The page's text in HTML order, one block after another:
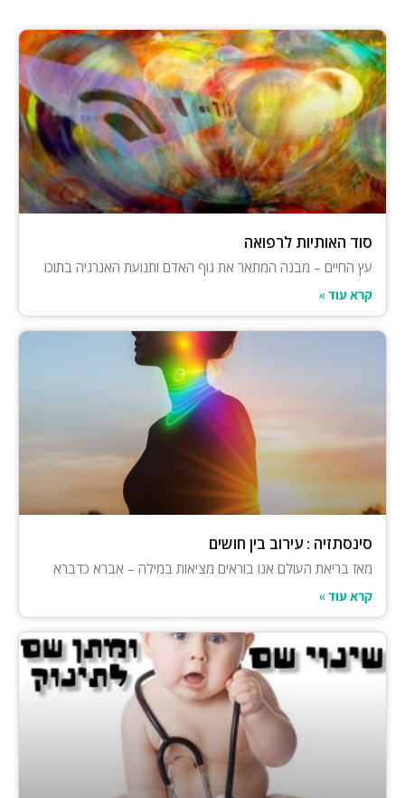
סוד האותיות לרפואה
עץ החיים – מבנה המתאר את גוף האדם ותנועת האנרגיה בתוכו
קרא עוד »
סינסתזיה : עירוב בין חושים
מאז בריאת העולם אנו בוראים מציאות במילה – אברא כדברא
קרא עוד »